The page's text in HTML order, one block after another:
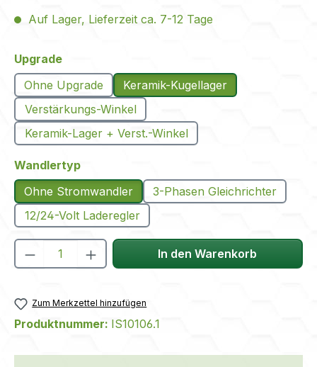
Auf Lager, Lieferzeit ca. 7-12 Tage
Upgradeauswählen
Ohne Upgrade
Keramik-Kugellager
Verstärkungs-Winkel
Keramik-Lager + Verst.-Winkel
Wandlertypauswählen
Ohne Stromwandler
3-Phasen Gleichrichter
12/24-Volt Laderegler
Produkt Anzahl: Gib denIn den Warenkorb
Zum Merkzettel hinzufügen
Produktnummer: IS10106.1